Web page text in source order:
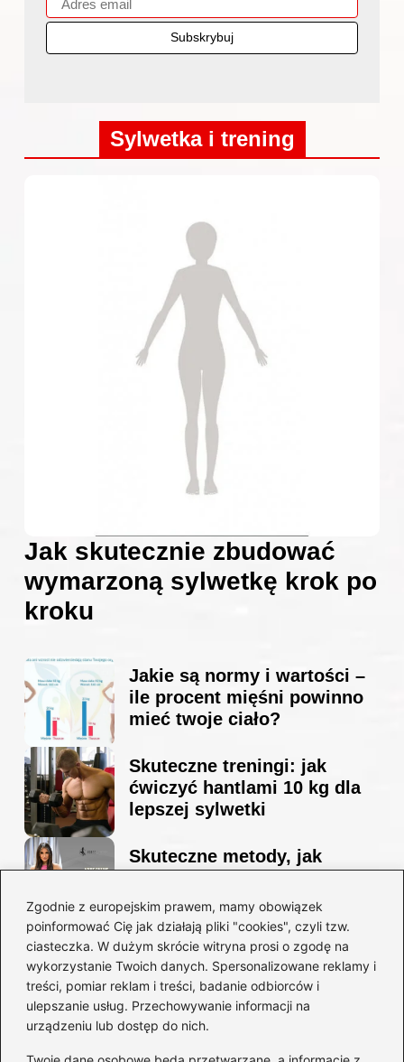
Zgodnie z europejskim prawem, mamy obowiązek
poinformować Cię jak działają pliki "cookies", czyli tzw.
ciasteczka. W dużym skrócie witryna prosi o zgodę na
wykorzystanie Twoich danych. Spersonalizowane reklamy i
treści, pomiar reklam i treści, badanie odbiorców i
ulepszanie usług. Przechowywanie informacji na
urządzeniu lub dostęp do nich.
Sylwetka i trening
Jak skutecznie zbudować
wymarzoną sylwetkę krok po
kroku
Jakie są normy i wartości –
ile procent mięśni powinno
mieć twoje ciało?
Skuteczne treningi: jak
ćwiczyć hantlami 10 kg dla
lepszej sylwetki
Skuteczne metody, jak
schudnąć i wyrzeźbić
sylwetkę w zaledwie 90 dni
Idealny garnitur: jak dobrać
go do swojej sylwetki?
Kategorie